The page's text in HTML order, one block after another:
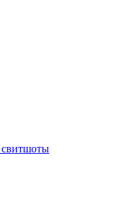
свитшоты